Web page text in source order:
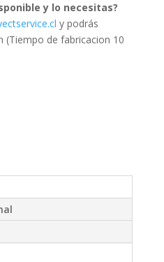
y lo necesitas?
y podrás
(Tiempo de fabricacion 10